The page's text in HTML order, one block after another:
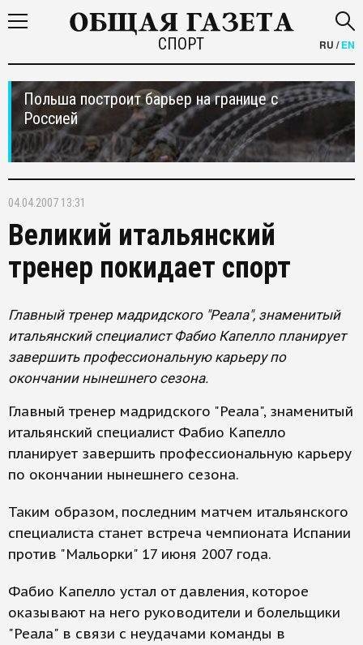
СПОРТ RU /EN
Польша построит барьер на границе с
Россией
04.04.2007 13:31
Великий итальянский
тренер покидает спорт
Главный тренер мадридского "Реала", знаменитый
итальянский специалист Фабио Капелло планирует
завершить профессиональную карьеру по
окончании нынешнего сезона.
Главный тренер мадридского "Реала", знаменитый
итальянский специалист Фабио Капелло
планирует завершить профессиональную карьеру
по окончании нынешнего сезона.
Таким образом, последним матчем итальянского
специалиста станет встреча чемпионата Испании
против "Мальорки" 17 июня 2007 года.
Фабио Капелло устал от давления, которое
оказывают на него руководители и болельщики
"Реала" в связи с неудачами команды в